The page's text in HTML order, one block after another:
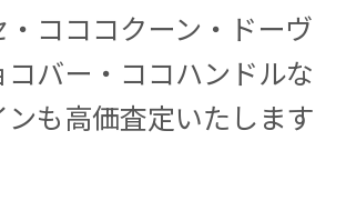
コココクーン・ドーヴ
コバー・ココハンドルな
ンも高価査定いたします